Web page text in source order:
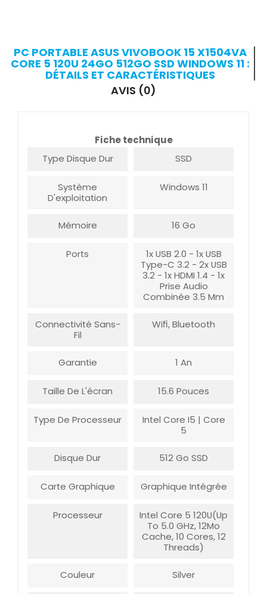
PC PORTABLE ASUS VIVOBOOK 15 X1504VA
CORE 5 120U 24GO 512GO SSD WINDOWS 11 :
DÉTAILS ET CARACTÉRISTIQUES
AVIS (0)
Fiche technique
Type Disque Dur
SSD
Système
D'exploitation
Windows 11
Mémoire 16 Go
Ports
1x USB 2.0 - 1x USB
Type-C 3.2 - 2x USB
3.2 - 1x HDMI 1.4 - 1x
Prise Audio
Combinée 3.5 Mm
Connectivité Sans-
Fil
Wifi, Bluetooth
Garantie 1 An
Taille De L'écran 15.6 Pouces
Type De Processeur
Intel Core I5 | Core
5
Disque Dur 512 Go SSD
Carte Graphique Graphique Intégrée
Processeur
Intel Core 5 120U(up
To 5.0 GHz, 12Mo
Cache, 10 Cores, 12
Threads)
Couleur Silver